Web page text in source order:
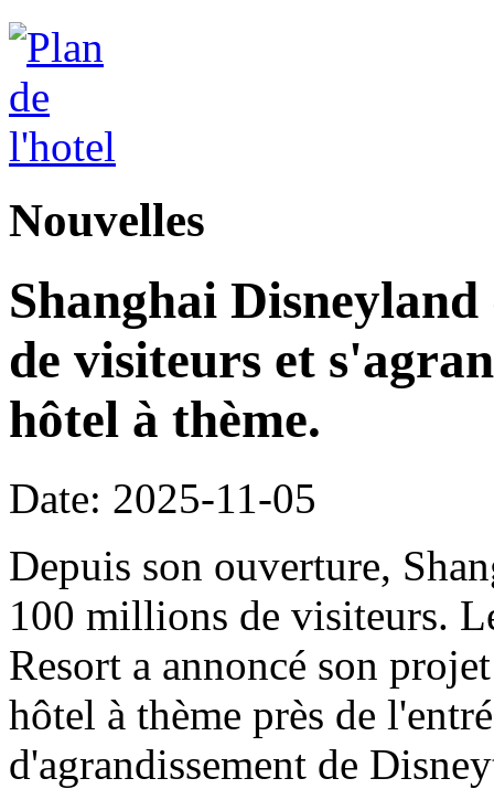
Nouvelles
Shanghai Disneyland
de visiteurs et
hôtel à thème.
Date: 2025-11-05
Depuis son ouverture,
100 millions de visiteurs.
Resort a annoncé son
hôtel à thème près de
d'agrandissement de